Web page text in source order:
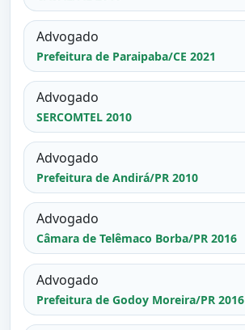
Advogado
Prefeitura de Paraipaba/CE 2021
Advogado
SERCOMTEL 2010
Advogado
Prefeitura de Andirá/PR 2010
Advogado
Câmara de Telêmaco Borba/PR 2016
Advogado
Prefeitura de Godoy Moreira/PR 2016